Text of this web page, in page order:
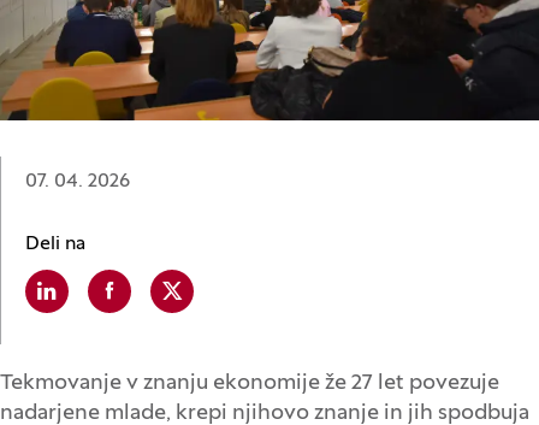
Datum:
07. 04. 2026
Deli na
Linkedin
(Odpre se v novem oknu)
Facebook
(Odpre se v novem oknu)
X
(Odpre se v novem oknu)
Tekmovanje v znanju ekonomije že 27 let povezuje
nadarjene mlade, krepi njihovo znanje in jih spodbuja